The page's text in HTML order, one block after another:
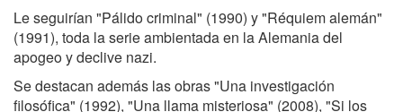
Le seguirían "Pálido criminal" (1990) y "Réquiem alemán"
(1991), toda la serie ambientada en la Alemania del
apogeo y declive nazi.
Se destacan además las obras "Una investigación
filosófica" (1992), "Una llama misteriosa" (2008), "Si los